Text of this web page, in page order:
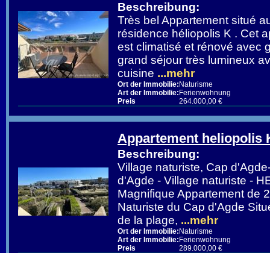
Beschreibung:
Très bel Appartement situé
résidence héliopolis K . Cet
est climatisé et rénové avec
grand séjour très lumineux
cuisine ...mehr
Ort der Immobilie: Naturisme
Art der Immobilie: Ferienwohnung
Preis
264.000,00 €
Appartement heliopolis
Beschreibung:
Village naturiste, Cap
d'Agde - Village naturiste -
Magnifique Appartement de
Naturiste du Cap d'Agde
de la plage, ...mehr
Ort der Immobilie: Naturisme
Art der Immobilie: Ferienwohnung
Preis
289.000,00 €